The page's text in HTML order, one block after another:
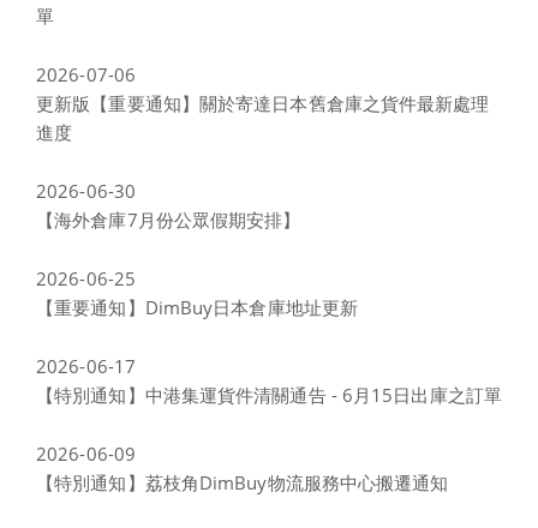
單
2026-07-06
更新版【重要通知】關於寄達日本舊倉庫之貨件最新處理
進度
2026-06-30
【海外倉庫7月份公眾假期安排】
2026-06-25
【重要通知】DimBuy日本倉庫地址更新
2026-06-17
【特別通知】中港集運貨件清關通告 - 6月15日出庫之訂單
2026-06-09
【特別通知】荔枝角DimBuy物流服務中心搬遷通知